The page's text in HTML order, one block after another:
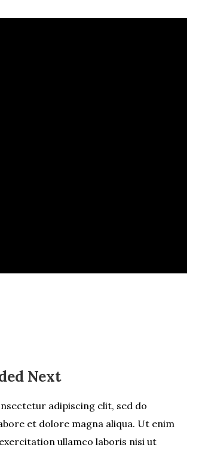
Next
adipiscing elit, sed do
et dolore magna aliqua. Ut enim
ullamco laboris nisi ut